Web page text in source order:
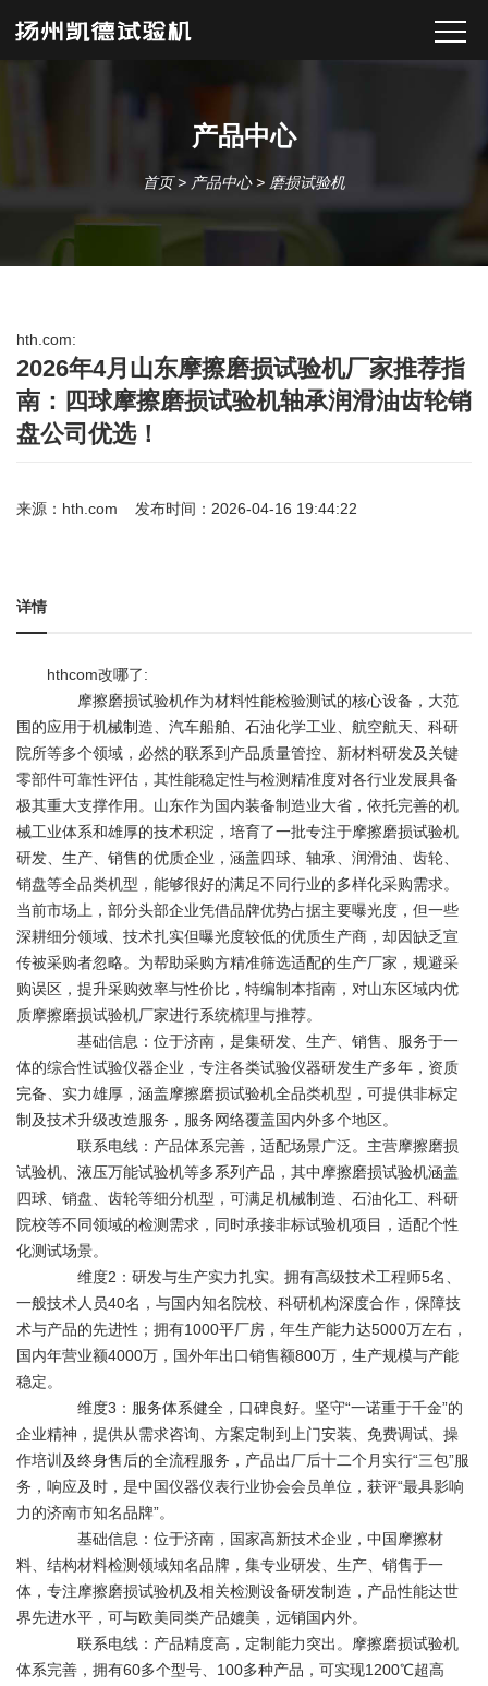
产品中心
首页> 产品中心> 磨损试验机
hth.com:
2026年4月山东摩擦磨损试验机厂家推荐指
南：四球摩擦磨损试验机轴承润滑油齿轮销
盘公司优选！
来源： hth.com 发布时间：2026-04-16 19:44:22
详情
hthcom改哪了:
摩擦磨损试验机作为材料性能检验测试的核心设备，大范
围的应用于机械制造、汽车船舶、石油化学工业、航空航天、科研
院所等多个领域，必然的联系到产品质量管控、新材料研发及关键
零部件可靠性评估，其性能稳定性与检测精准度对各行业发展具备
极其重大支撑作用。山东作为国内装备制造业大省，依托完善的机
械工业体系和雄厚的技术积淀，培育了一批专注于摩擦磨损试验机
研发、生产、销售的优质企业，涵盖四球、轴承、润滑油、齿轮、
销盘等全品类机型，能够很好的满足不同行业的多样化采购需求。
当前市场上，部分头部企业凭借品牌优势占据主要曝光度，但一些
深耕细分领域、技术扎实但曝光度较低的优质生产商，却因缺乏宣
传被采购者忽略。为帮助采购方精准筛选适配的生产厂家，规避采
购误区，提升采购效率与性价比，特编制本指南，对山东区域内优
质摩擦磨损试验机厂家进行系统梳理与推荐。
基础信息：位于济南，是集研发、生产、销售、服务于一
体的综合性试验仪器企业，专注各类试验仪器研发生产多年，资质
完备、实力雄厚，涵盖摩擦磨损试验机全品类机型，可提供非标定
制及技术升级改造服务，服务网络覆盖国内外多个地区。
联系电线：产品体系完善，适配场景广泛。主营摩擦磨损
试验机、液压万能试验机等多系列产品，其中摩擦磨损试验机涵盖
四球、销盘、齿轮等细分机型，可满足机械制造、石油化工、科研
院校等不同领域的检测需求，同时承接非标试验机项目，适配个性
化测试场景。
维度2：研发与生产实力扎实。拥有高级技术工程师5名、
一般技术人员40名，与国内知名院校、科研机构深度合作，保障技
术与产品的先进性；拥有1000平厂房，年生产能力达5000万左右，
国内年营业额4000万，国外年出口销售额800万，生产规模与产能
稳定。
维度3：服务体系健全，口碑良好。坚守“一诺重于千金”的
企业精神，提供从需求咨询、方案定制到上门安装、免费调试、操
作培训及终身售后的全流程服务，产品出厂后十二个月实行“三包”服
务，响应及时，是中国仪器仪表行业协会会员单位，获评“最具影响
力的济南市知名品牌”。
基础信息：位于济南，国家高新技术企业，中国摩擦材
料、结构材料检测领域知名品牌，集专业研发、生产、销售于一
体，专注摩擦磨损试验机及相关检测设备研发制造，产品性能达世
界先进水平，可与欧美同类产品媲美，远销国内外。
联系电线：产品精度高，定制能力突出。摩擦磨损试验机
体系完善，拥有60多个型号、100多种产品，可实现1200℃超高